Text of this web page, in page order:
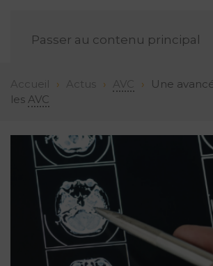
Passer au contenu principal
Accueil Actus AVC
Une
les AVC